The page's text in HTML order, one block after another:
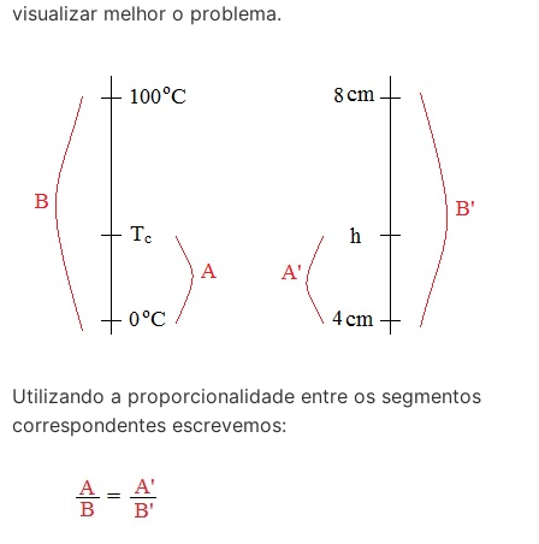
visualizar melhor o problema.
Utilizando a proporcionalidade entre os segmentos
correspondentes escrevemos: